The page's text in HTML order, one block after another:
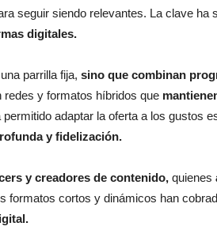
seguir siendo relevantes. La clave ha
digitales.
parrilla fija, sino que combinan
redes y formatos híbridos que
adaptar la oferta a los gustos
y fidelización.
y creadores de contenido, quienes
formatos cortos y dinámicos han